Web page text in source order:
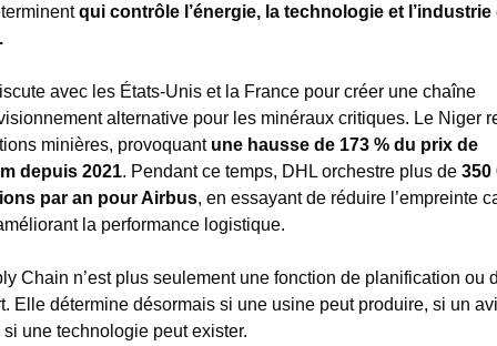
qui contrôle l’énergie, la technologie et l’industrie
avec les États-Unis et la France pour créer une chaîne
alternative pour les minéraux critiques. Le Niger
minières, provoquant une hausse de 173 % du prix de
depuis 2021. Pendant ce temps, DHL orchestre plus de 350
par an pour Airbus, en essayant de réduire l’empreinte
la performance logistique.
Chain n’est plus seulement une fonction de planification ou
Elle détermine désormais si une usine peut produire, si un
une technologie peut exister.